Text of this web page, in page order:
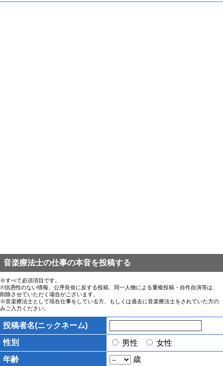
音楽療法士の仕事の本音を投稿する
※すべて必須項目です。
※信憑性のない情報、公序良俗に反する投稿、同一人物による重複投稿・自作自演等は、
削除させていただく場合がございます。
※音楽療法士として現在仕事をしている方、もしくは過去に音楽療法士をされていた方の
みご入力ください。
投稿者名(ニックネーム)
性別
男性
女性
年齢
歳